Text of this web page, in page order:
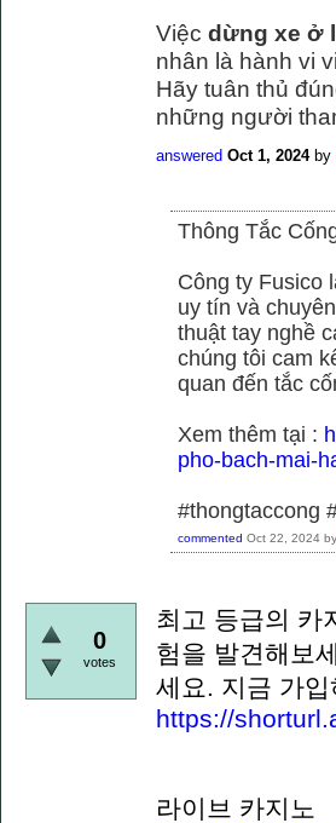
Việc dừng xe ở
nhân là hành vi
Hãy tuân thủ
những người
answered Oct 1, 2024 by
Thông Tắc
Công ty Fusico
uy tín và
thuật tay nghề
chúng tôi cam
quan đến tắc
Xem thêm tại :
pho-bach-mai-
#thongtaccong
commented Oct 22, 2024 by
0
votes
최고 등급의 카
험을 발견해보
세요. 지금 가
https://
라이브 카지노